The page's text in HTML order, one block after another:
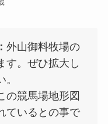
外山御料牧場の
す。ぜひ拡大し
の競馬場地形図
ているとの事で